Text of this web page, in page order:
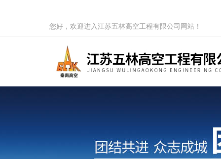
您好，欢迎进入江苏五林高空工程有限公司网站！